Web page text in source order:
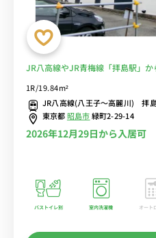
JR八高線やJR青梅線「拝島駅」
へ乗換なし/人気のバストイレ別
選べるWi-Fi格安レンタル中！
1R/19.84m²
JR八高線(八王子～高麗川) 拝
東京都昭島市緑町2-29-14
2026年12月29日から入居可
バストイレ別 室内洗濯機 オート